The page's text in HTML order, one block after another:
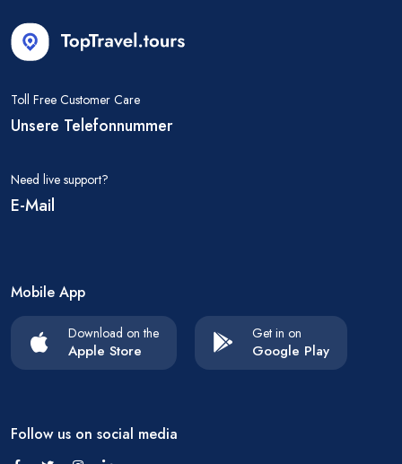
Toll Free Customer Care
Unsere Telefonnummer
Need live support?
E-Mail
Mobile App
Download on the
Apple Store
Get in on
Google Play
Follow us on social media